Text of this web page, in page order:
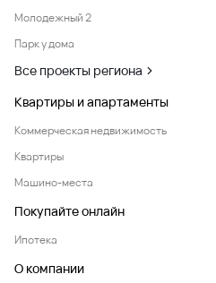
Молодежный 2
Парк у дома
Все проекты региона
Квартиры и апартаменты
Коммерческая недвижимость
Квартиры
Машино-места
Покупайте онлайн
Ипотека
О компании